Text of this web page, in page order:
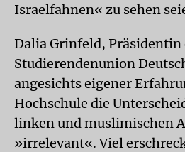
Israelfahnen« zu sehen
Dalia Grinfeld, Präsidentin
Studierendenunion
angesichts eigener
Hochschule die
linken und muslimischen
»irrelevant«. Viel